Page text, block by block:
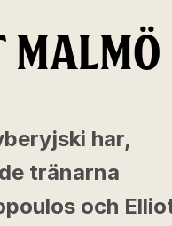
MALMÖ
har,
tränarna
och